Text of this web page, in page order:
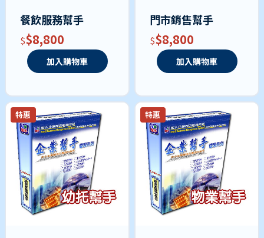
餐飲服務幫手
$8,800
加入購物車
門市銷售幫手
$8,800
加入購物車
特惠 特惠